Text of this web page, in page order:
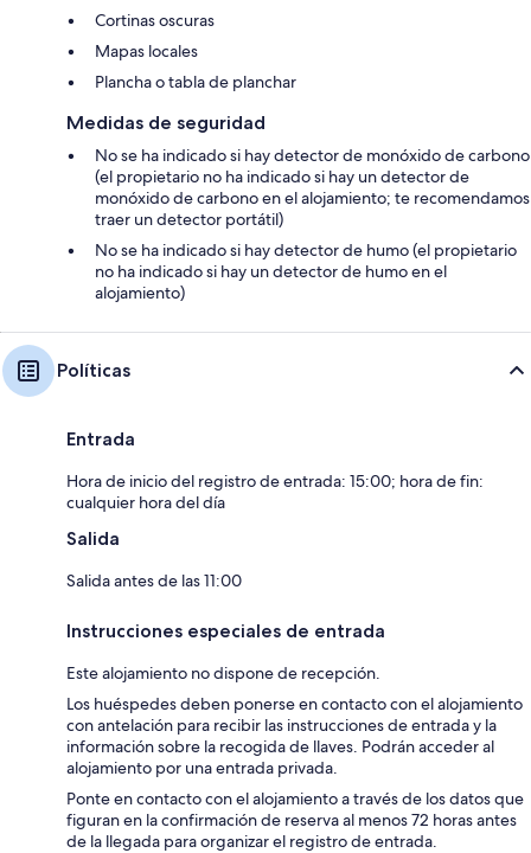
Cortinas oscuras
Mapas locales
Plancha o tabla de planchar
Medidas de seguridad
No se ha indicado si hay detector de monóxido de carbono
(el propietario no ha indicado si hay un detector de
monóxido de carbono en el alojamiento; te recomendamos
traer un detector portátil)
No se ha indicado si hay detector de humo (el propietario
no ha indicado si hay un detector de humo en el
alojamiento)
Políticas
Entrada
Hora de inicio del registro de entrada: 15:00; hora de fin:
cualquier hora del día
Salida
Salida antes de las 11:00
Instrucciones especiales de entrada
Este alojamiento no dispone de recepción.
Los huéspedes deben ponerse en contacto con el alojamiento
con antelación para recibir las instrucciones de entrada y la
información sobre la recogida de llaves. Podrán acceder al
alojamiento por una entrada privada.
Ponte en contacto con el alojamiento a través de los datos que
figuran en la confirmación de reserva al menos 72 horas antes
de la llegada para organizar el registro de entrada.